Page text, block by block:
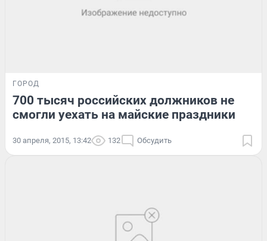
ГОРОД
700 тысяч российских должников не
смогли уехать на майские праздники
30 апреля, 2015, 13:42 132 Обсудить